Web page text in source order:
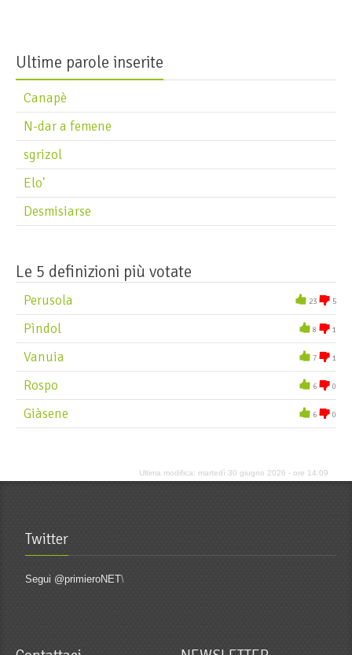
Ultime parole inserite
Canapè
N-dar a femene
sgrizol
Elo'
Desmisiarse
Le 5 definizioni più votate
Perusola 23 5
Pìndol 8 1
Vanuia 7 1
Rospo 6 0
Giàsene 6 0
Ultima modifica: martedì 30 giugno 2026 - ore 14:09
Twitter
Segui @primieroNET\